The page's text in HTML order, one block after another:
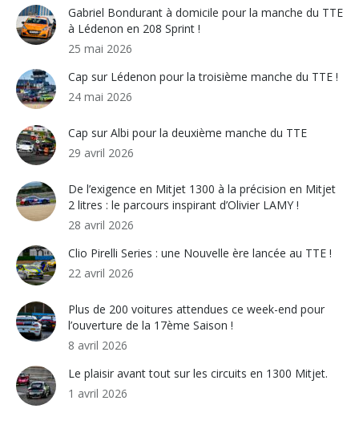
Gabriel Bondurant à domicile pour la manche du TTE
à Lédenon en 208 Sprint !
25 mai 2026
Cap sur Lédenon pour la troisième manche du TTE !
24 mai 2026
Cap sur Albi pour la deuxième manche du TTE
29 avril 2026
De l’exigence en Mitjet 1300 à la précision en Mitjet
2 litres : le parcours inspirant d’Olivier LAMY !
28 avril 2026
Clio Pirelli Series : une Nouvelle ère lancée au TTE !
22 avril 2026
Plus de 200 voitures attendues ce week-end pour
l’ouverture de la 17ème Saison !
8 avril 2026
Le plaisir avant tout sur les circuits en 1300 Mitjet.
1 avril 2026